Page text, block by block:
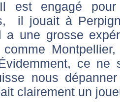
Il est engagé
il jouait à
a une grosse
ce
nous
clairement un